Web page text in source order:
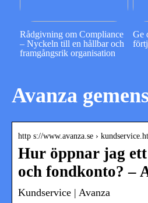
Rådgivning om Compliance
– Nyckeln till en hållbar och
framgångsrik organisation
Ge
Avanza
http s://www.avanza.se ›
Hur öppnar jag
och fondkonto? –
Kundservice | Avanza